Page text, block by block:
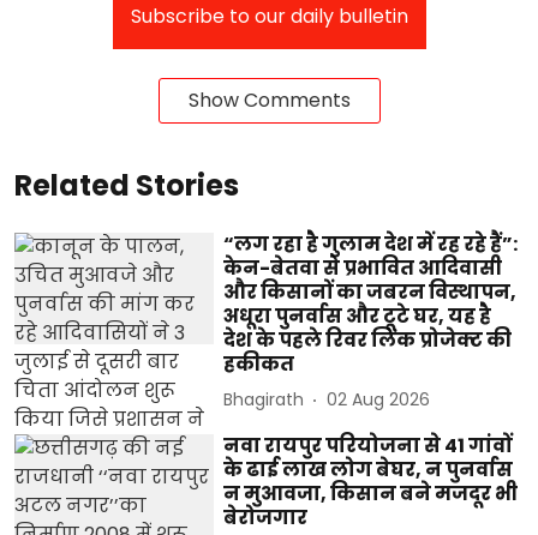
Subscribe to our daily bulletin
Show Comments
Related Stories
“लग रहा है गुलाम देश में रह रहे हैं”:
केन-बेतवा से प्रभावित आदिवासी
और किसानों का जबरन विस्थापन,
अधूरा पुनर्वास और टूटे घर, यह है
देश के पहले रिवर लिंक प्रोजेक्ट की
हकीकत
Bhagirath 02 Aug 2026
नवा रायपुर परियोजना से 41 गांवों
के ढाई लाख लोग बेघर, न पुनर्वास
न मुआवजा, किसान बने मजदूर भी
बेरोजगार